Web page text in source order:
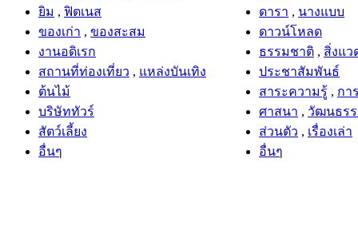
ยิม , ฟิตเนส
ของเก่า , ของสะสม
งานอดิเรก
สถานที่ท่องเที่ยว , แหล่งบันเทิง
ต้นไม้
บริษัททัวร์
สัตว์เลี้ยง
อื่นๆ
ดารา , นางแบบ
ดาวน์โหลด
ธรรมชาติ , สิ่งแว
ประชาสัมพันธ์
สาระความรู้ , กา
ศาสนา , วัฒนธร
ส่วนตัว , เรื่องเล่า
อื่นๆ